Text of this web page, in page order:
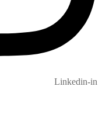
Linkedin-in